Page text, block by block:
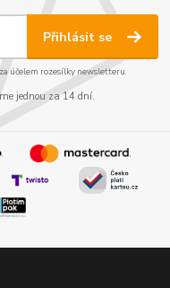
Přihlásit se
účelem rozesílky newsletteru.
jednou za 14 dní.